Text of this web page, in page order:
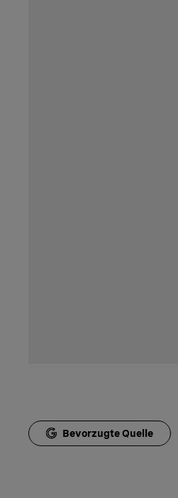
Bevorzugte Quelle